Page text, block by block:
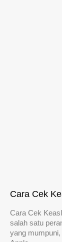
Cara Cek
Cara Cek
salah satu
yang